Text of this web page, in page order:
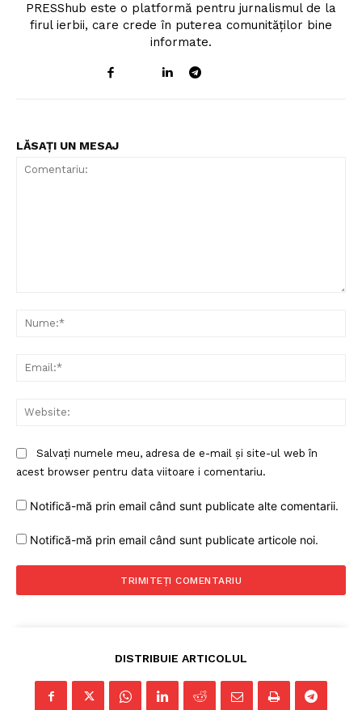
Un proiect
FREEDOM HOUSE ROMÂNIA
PRESShub este o platformă pentru jurnalismul de la
firul ierbii, care crede în puterea comunităților bine
informate.
LĂSAȚI UN MESAJ
Salvați numele meu, adresa de e-mail și site-ul web în
acest browser pentru data viitoare i comentariu.
Notifică-mă prin email când sunt publicate alte comentarii.
Notifică-mă prin email când sunt publicate articole noi.
DISTRIBUIE ARTICOLUL